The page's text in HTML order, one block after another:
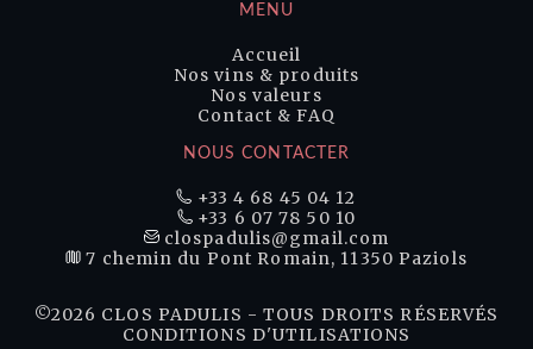
MENU
Accueil
Nos vins & produits
Nos valeurs
Contact & FAQ
NOUS CONTACTER
+33 4 68 45 04 12
+33 6 07 78 50 10
clospadulis@gmail.com
7 chemin du Pont Romain, 11350 Paziols
©2026 CLOS PADULIS - TOUS DROITS RÉSERVÉS
CONDITIONS D'UTILISATIONS